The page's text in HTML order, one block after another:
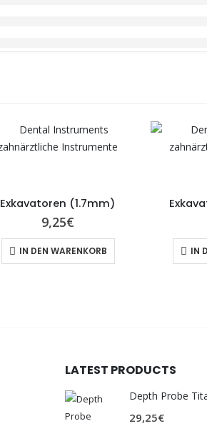
Exkavatoren (1.7mm)
9,25€
IN DEN WARENKORB IN
LATEST PRODUCTS
Depth Probe
29,25€